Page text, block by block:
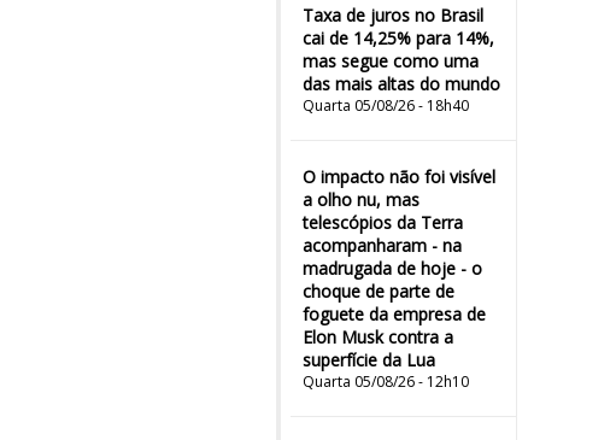
Taxa de juros no Brasil
cai de 14,25% para 14%,
mas segue como uma
das mais altas do mundo
Quarta 05/08/26 - 18h40
O impacto não foi visível
a olho nu, mas
telescópios da Terra
acompanharam - na
madrugada de hoje - o
choque de parte de
foguete da empresa de
Elon Musk contra a
superfície da Lua
Quarta 05/08/26 - 12h10